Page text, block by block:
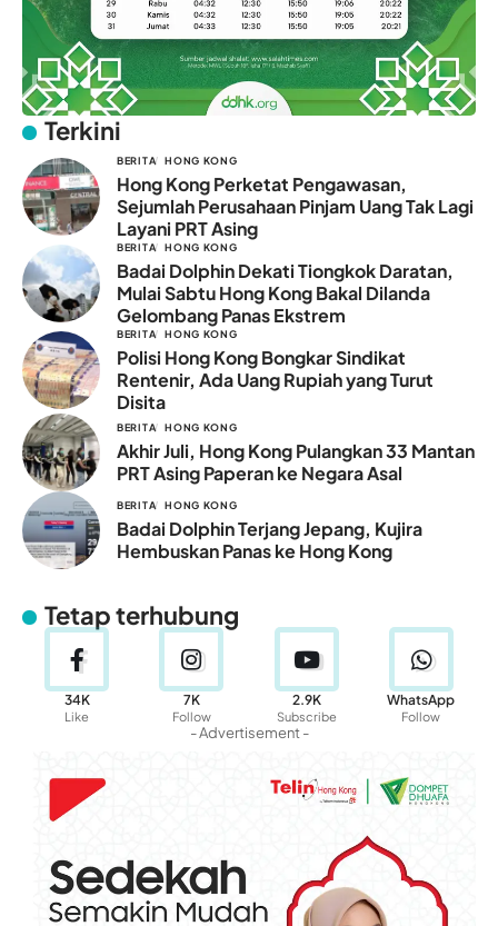
Terkini
BERITA HONG KONG
Hong Kong Perketat Pengawasan,
Sejumlah Perusahaan Pinjam Uang Tak Lagi
Layani PRT Asing
BERITA HONG KONG
Badai Dolphin Dekati Tiongkok Daratan,
Mulai Sabtu Hong Kong Bakal Dilanda
Gelombang Panas Ekstrem
BERITA HONG KONG
Polisi Hong Kong Bongkar Sindikat
Rentenir, Ada Uang Rupiah yang Turut
Disita
BERITA HONG KONG
Akhir Juli, Hong Kong Pulangkan 33 Mantan
PRT Asing Paperan ke Negara Asal
BERITA HONG KONG
Badai Dolphin Terjang Jepang, Kujira
Hembuskan Panas ke Hong Kong
Tetap terhubung
34K
Like
7K
Follow
2.9K
Subscribe
WhatsApp
Follow
- Advertisement -